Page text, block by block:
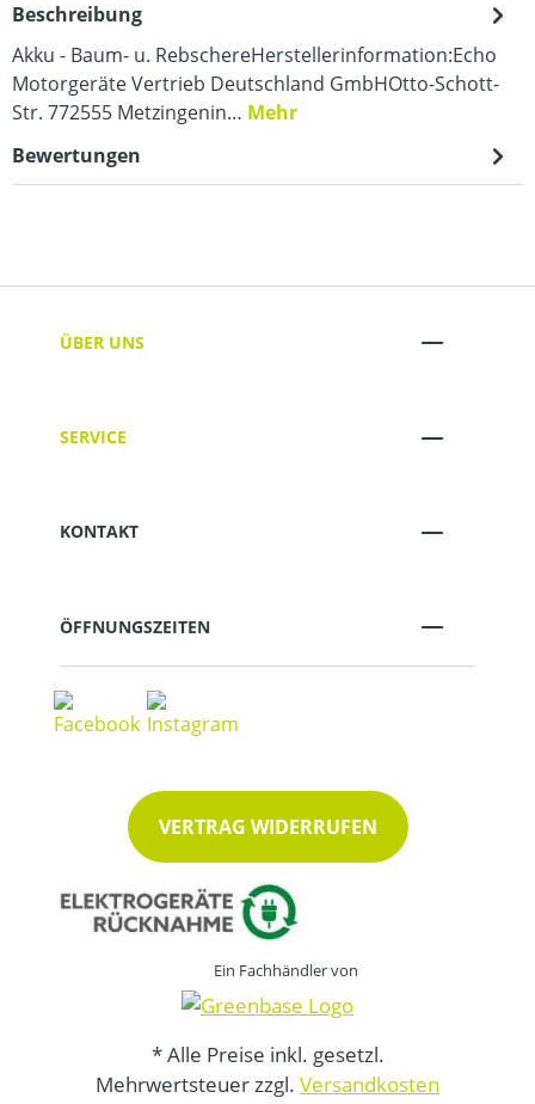
Beschreibung
Akku - Baum- u. RebschereHerstellerinformation:Echo
Motorgeräte Vertrieb Deutschland GmbHOtto-Schott-
Str. 772555 Metzingenin… Mehr
Bewertungen
ÜBER UNS
SERVICE
KONTAKT
ÖFFNUNGSZEITEN
VERTRAG WIDERRUFEN
Ein Fachhändler von
* Alle Preise inkl. gesetzl.
Mehrwertsteuer zzgl. Versandkosten